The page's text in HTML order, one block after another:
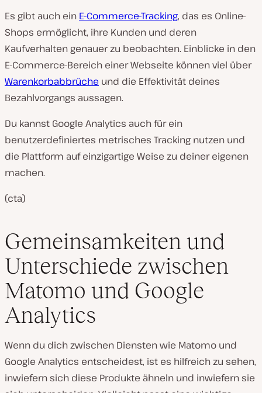
Es gibt auch ein E-Commerce-Tracking, das es Online-
Shops ermöglicht, ihre Kunden und deren
Kaufverhalten genauer zu beobachten. Einblicke in den
E-Commerce-Bereich einer Webseite können viel über
Warenkorbabbrüche und die Effektivität deines
Bezahlvorgangs aussagen.
Du kannst Google Analytics auch für ein
benutzerdefiniertes metrisches Tracking nutzen und
die Plattform auf einzigartige Weise zu deiner eigenen
machen.
(cta)
Gemeinsamkeiten und
Unterschiede zwischen
Matomo und Google
Analytics
Wenn du dich zwischen Diensten wie Matomo und
Google Analytics entscheidest, ist es hilfreich zu sehen,
inwiefern sich diese Produkte ähneln und inwiefern sie